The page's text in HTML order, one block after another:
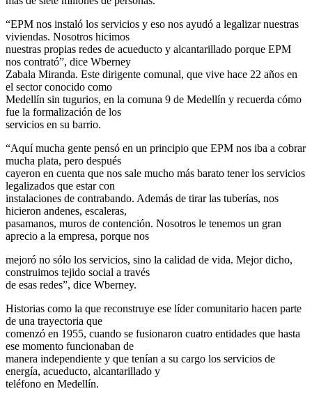
“EPM nos instaló los servicios y eso nos ayudó a legalizar nuestras
viviendas. Nosotros hicimos
nuestras propias redes de acueducto y alcantarillado porque EPM
nos contrató”, dice Wberney
Zabala Miranda. Este dirigente comunal, que vive hace 22 años en
el sector conocido como
Medellín sin tugurios, en la comuna 9 de Medellín y recuerda cómo
fue la formalización de los
servicios en su barrio.
“Aquí mucha gente pensó en un principio que EPM nos iba a cobrar
mucha plata, pero después
cayeron en cuenta que nos sale mucho más barato tener los servicios
legalizados que estar con
instalaciones de contrabando. Además de tirar las tuberías, nos
hicieron andenes, escaleras,
pasamanos, muros de contención. Nosotros le tenemos un gran
aprecio a la empresa, porque nos
mejoró no sólo los servicios, sino la calidad de vida. Mejor dicho,
construimos tejido social a través
de esas redes”, dice Wberney.
Historias como la que reconstruye ese líder comunitario hacen parte
de una trayectoria que
comenzó en 1955, cuando se fusionaron cuatro entidades que hasta
ese momento funcionaban de
manera independiente y que tenían a su cargo los servicios de
energía, acueducto, alcantarillado y
teléfono en Medellín.